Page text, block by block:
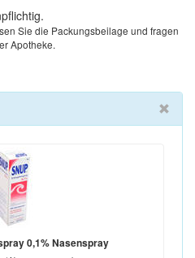
Sie die Packungsbeilage und fragen
Apotheke.
0,1% Nasenspray